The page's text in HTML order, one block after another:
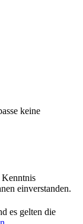
keine
Kenntnis
einverstanden.
es gelten die